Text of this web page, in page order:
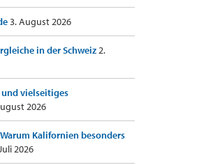
3. August 2026
in der Schweiz2.
vielseitiges
2026
Kalifornien besonders
2026